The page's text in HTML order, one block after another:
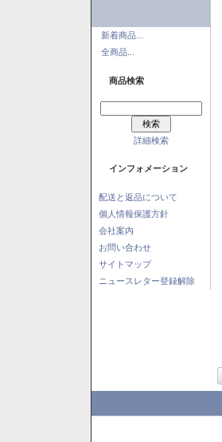
新着商品...
全商品...
商品検索
詳細検索
インフォメーション
配送と返品について
個人情報保護方針
会社案内
お問い合わせ
サイトマップ
ニュースレター登録解除